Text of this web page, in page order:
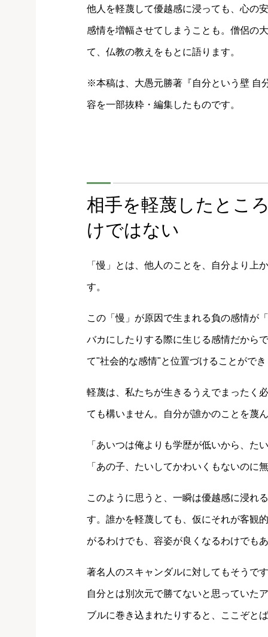
他人を軽蔑して優越感に浸っても、心の
感情を増幅させてしまうことも。僧侶の
て、仏教の教えをもとに語ります。
※本稿は、大愚元勝著『自分という壁 自
容を一部抜粋・編集したものです。
相手を軽蔑したとこ
けではない
「慢」とは、他人のことを、自分より上
す。
この「慢」が原因で生まれる負の感情が
バカにしたりする際に生じる感情だから
て"社会的な感情"と位置づけることがで
軽蔑は、私たちが生きるうえでまったく
ても構いません。自分が誰かのことを蔑
「あいつは俺よりも学歴が低いから、た
「あの子、たいしてかわいくもないのに
このように思うと、一瞬は優越感に浸れ
す。誰かを軽蔑しても、仮にそれが客観
がるわけでも、容姿が良くなるわけでも
著名人のスキャンダルに対してもそうで
自分とは別次元で勝てないと思っていた
ブルに巻き込まれたりすると、ここぞと